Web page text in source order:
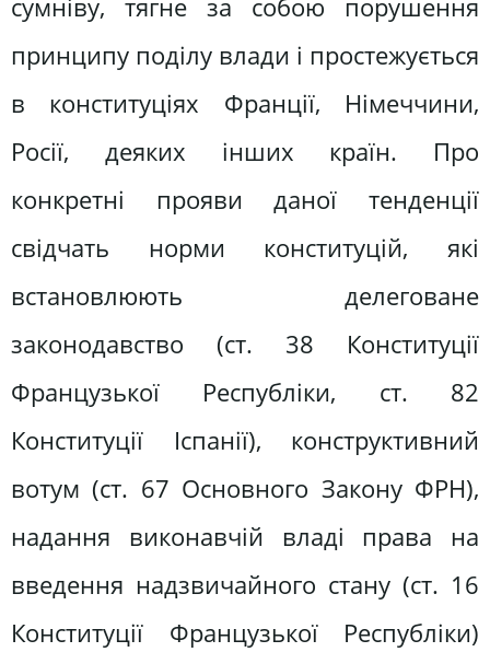
сумніву, тягне за собою порушення
принципу поділу влади і простежується
в конституціях Франції, Німеччини,
Росії, деяких інших країн. Про
конкретні прояви даної тенденції
свідчать норми конституцій, які
встановлюють делеговане
законодавство (ст. 38 Конституції
Французької Республіки, ст. 82
Конституції Іспанії), конструктивний
вотум (ст. 67 Основного Закону ФРН),
надання виконавчій владі права на
введення надзвичайного стану (ст. 16
Конституції Французької Республіки)